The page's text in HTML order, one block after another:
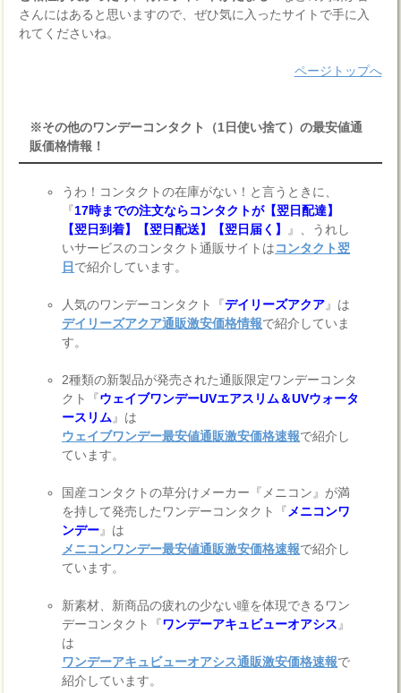
さんにはあると思いますので、ぜひ気に入ったサイトで手に入
れてくださいね。
ページトップへ
※その他のワンデーコンタクト（1日使い捨て）の最安値通
販価格情報！
うわ！コンタクトの在庫がない！と言うときに、
『17時までの注文ならコンタクトが【翌日配達】
【翌日到着】【翌日配送】【翌日届く】
』、うれし
いサービスのコンタクト通販サイトはコンタクト翌
日 で紹介しています。
人気のワンデーコンタクト『デイリーズアクア』は
デイリーズアクア通販激安価格情報で紹介していま
す。
2種類の新製品が発売された通販限定ワンデーコンタ
クト『ウェイブワンデーUVエアスリム＆UVウォータ
ースリム 』は
ウェイブワンデー最安値通販激安価格速報で紹介し
ています。
国産コンタクトの草分けメーカー『メニコン』が満
を持して発売したワンデーコンタクト『 メニコンワ
ンデー』は
メニコンワンデー最安値通販激安価格速報で紹介し
ています。
新素材、新商品の疲れの少ない瞳を体現できるワン
デーコンタクト『ワンデーアキュビューオアシス 』
は
ワンデーアキュビューオアシス通販激安価格速報で
紹介しています。